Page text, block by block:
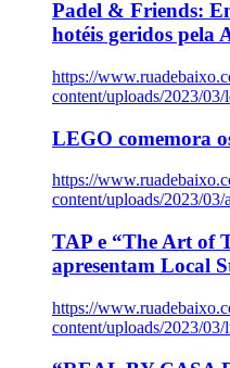
Padel & Friends:
hotéis geridos pela
https://
content/uploads/2023/
LEGO comemora
https://
content/uploads/2023/
TAP e “The Art of
apresentam Local
https://
content/uploads/2023/